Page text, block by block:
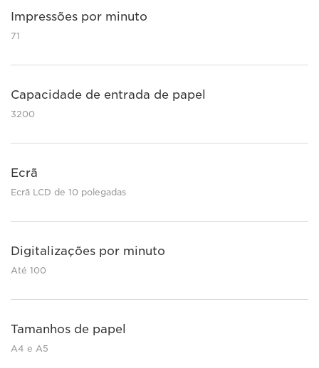
Impressões por minuto
71
Capacidade de entrada de papel
3200
Ecrã
Ecrã LCD de 10 polegadas
Digitalizações por minuto
Até 100
Tamanhos de papel
A4 e A5